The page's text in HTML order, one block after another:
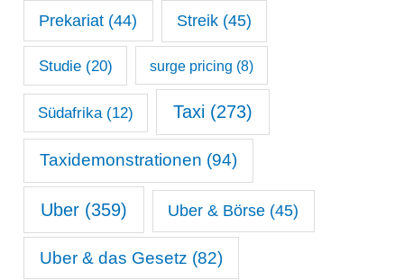
Prekariat (44) Streik(45)
Studie(20) surge pricing (8)
Südafrika(12) Taxi (273)
Taxidemonstrationen (94)
Uber (359) Uber & Börse (45)
Uber & das Gesetz (82)